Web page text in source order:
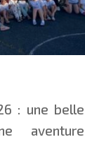
: une belle
aventure